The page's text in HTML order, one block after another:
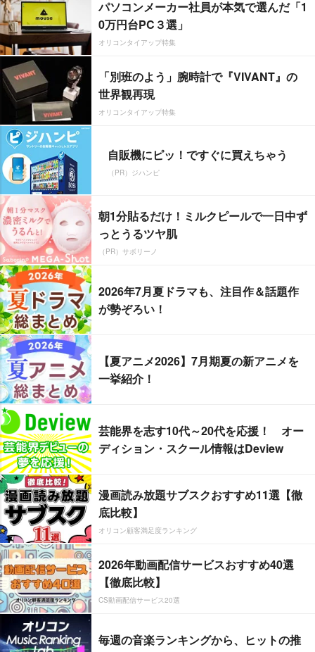
パソコンメーカー社員が本気で選んだ「1
0万円台PC３選」
オリコンタイアップ特集
「別班のよう」腕時計で『VIVANT』の
世界観再現
オリコンタイアップ特集
自販機にピッ！ですぐに買えちゃう
（PR）ジハンピ
朝1分貼るだけ！ミルクピールで一日中ず
っとうるツヤ肌
（PR）サボリーノ
2026年7月夏ドラマも、注目作＆話題作
が勢ぞろい！
【夏アニメ2026】7月期夏の新アニメを
一挙紹介！
芸能界を志す10代～20代を応援！ オー
ディション・スクール情報はDeview
漫画読み放題サブスクおすすめ11選【徹
底比較】
オリコン顧客満足度ランキング
2026年動画配信サービスおすすめ40選
【徹底比較】
CS動画配信サービス20選
毎週の音楽ランキングから、ヒットの推